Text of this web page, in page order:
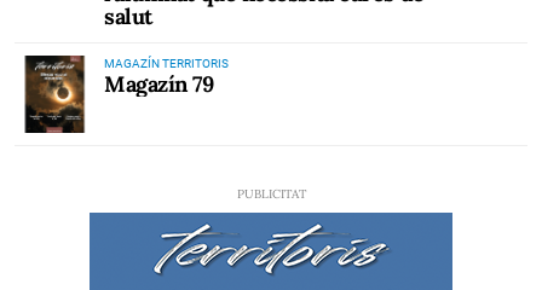
salut
MAGAZÍN TERRITORIS
Magazín 79